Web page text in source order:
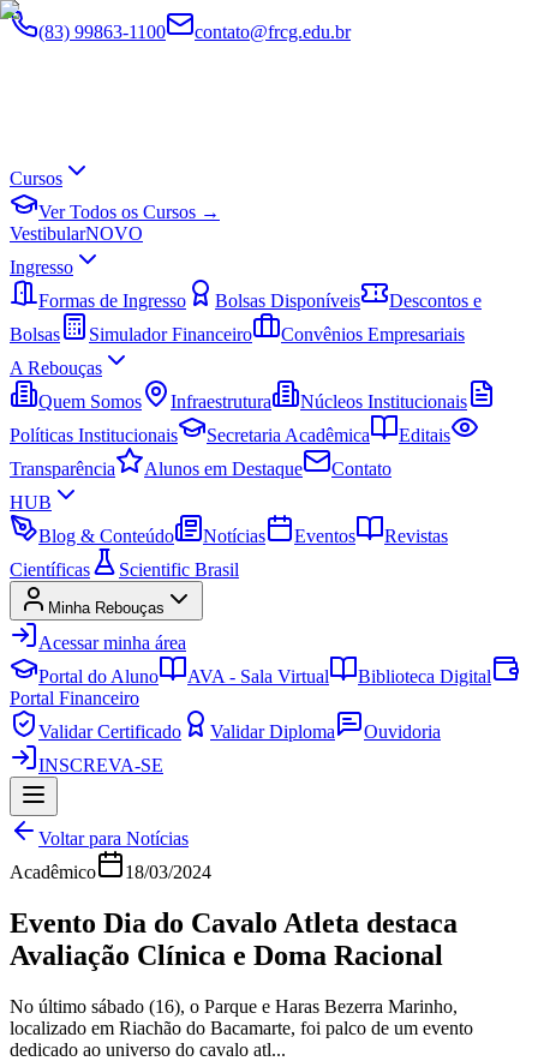
(83) 99863-1100 contato@frcg.edu.br
Cursos
Ver Todos os Cursos →
VestibularNOVO
Ingresso
Formas de Ingresso
Bolsas Disponíveis
Descontos e
Bolsas
Simulador Financeiro
Convênios Empresariais
A Rebouças
Quem Somos
Infraestrutura
Núcleos Institucionais
Políticas Institucionais
Secretaria Acadêmica
Editais
Transparência
Alunos em Destaque
Contato
HUB
Blog & Conteúdo
Notícias Eventos
Revistas
Científicas
Scientific Brasil
Minha Rebouças
Acessar minha área
Portal do Aluno
AVA - Sala Virtual
Biblioteca Digital
Portal Financeiro
Validar Certificado
Validar Diploma
Ouvidoria
INSCREVA-SE
Voltar para Notícias
Acadêmico
18/03/2024
Evento Dia do Cavalo Atleta destaca
Avaliação Clínica e Doma Racional
No último sábado (16), o Parque e Haras Bezerra Marinho,
localizado em Riachão do Bacamarte, foi palco de um evento
dedicado ao universo do cavalo atl...